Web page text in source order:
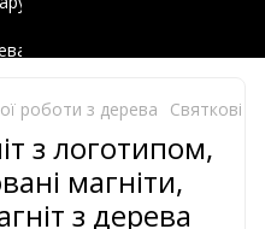
роботи з дерева Святкові
з логотипом,
магніти,
з дерева